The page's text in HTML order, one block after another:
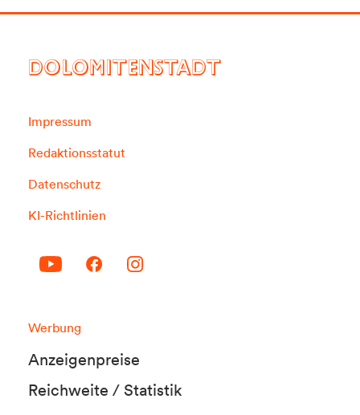
DOLOMITENSTADT
Impressum
Redaktionsstatut
Datenschutz
KI-Richtlinien
Werbung
Anzeigenpreise
Reichweite / Statistik